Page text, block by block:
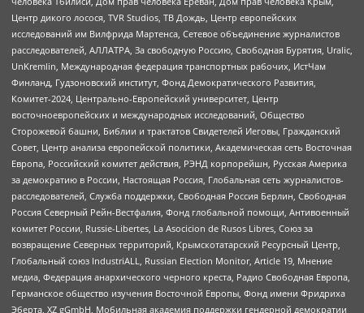
Центр дикого лосося, TVR Studios, ТВ Дождь, Центр европейских
исследований им Вилфрида Мартенса, Сетевое объединение журналистов
расследователей, АЛЛАТРА, За свободную Россию, Свободная Бурятия, Uralic,
UnKremlin, Международная федерация транспортных рабочих, ИстЧам
Финланд, Гудзоновский институт, Фонд Демократического Развития,
Комитет-2024, Центрально-Европейский университет, Центр
восточноевропейских и международных исследований, Общество
Сторожевой башни, Библии и трактатов Свидетелей Иеговы, Гражданский
Совет, Центр анализа европейской политики, Академическая сеть Восточная
Европа, Российский комитет действия, РЭНД корпорейшн, Русская Америка
за демократию в России, Настоящая Россия, Глобальная сеть журналистов-
расследователей, Служба поддержки, Свободная Россия Берлин, Свободная
Россия Северный Рейн-Вестфалия, Фонд глобальной помощи, Антивоенный
комитет России, Russie-Libertes, La Asocicion de Rusos Libres, Союз за
возвращение Северных территорий, Крымскотатарский Ресурсный Центр,
Глобальный союз IndustriALL, Russian Election Monitor, Article 19, Мнение
медиа, Федерация анархического черного креста, Радио Свободная Европа,
Германское общество изучения Восточной Европы, Фонд имени Фридриха
Эберта, XZ gGmbH, Мобильная академия поддержки гендерной демократии